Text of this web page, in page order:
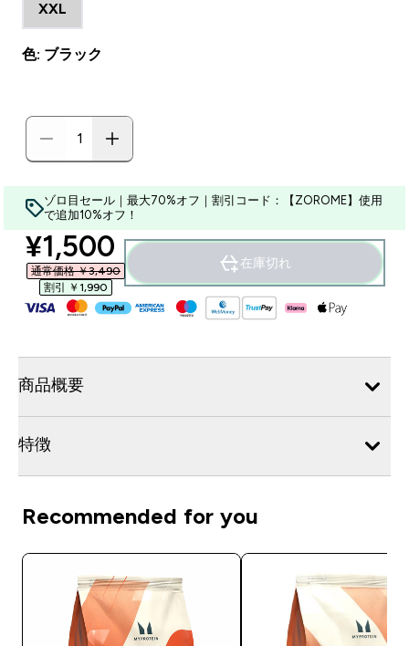
XXL
色: ブラック
ゾロ目セール｜最大70%オフ｜割引コード：【ZOROME】使用
で追加10%オフ！
discounted price
¥1,500‎
通常価格 ￥3,490‎
割引 ￥1,990‎
在庫切れ
商品概要
特徴
Recommended for you